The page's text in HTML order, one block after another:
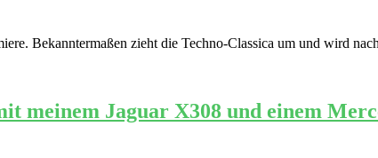
Bekanntermaßen zieht die Techno-Classica um und wird
meinem Jaguar X308 und einem